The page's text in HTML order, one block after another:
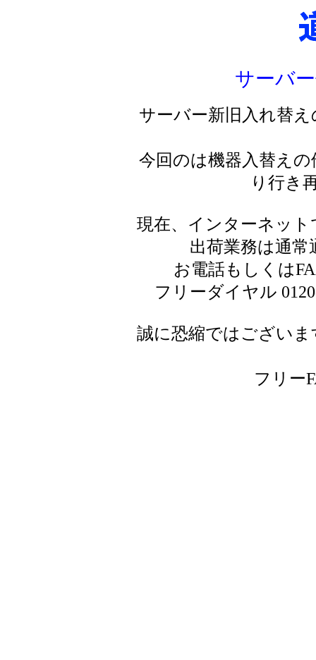
サーバ
サーバー新旧入れ替
今回のは機器入替え
り行き
現在、インターネッ
出荷業務は通
お電話もしくは
フリーダイヤル
誠に恐縮ではござい
フリー